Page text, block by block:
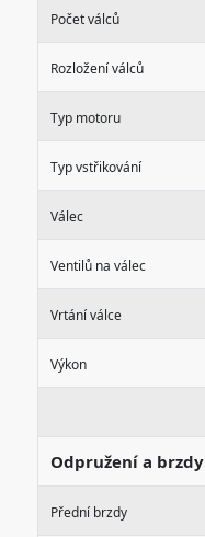
Počet válců
Rozložení válců
Typ motoru
Typ vstřikování
Válec
Ventilů na válec
Vrtání válce
Výkon
Odpružení a brzdy
Přední brzdy